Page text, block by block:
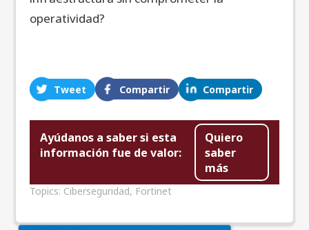
operatividad?
Tweet Compartir Compartir
Ayúdanos a saber si esta
información fue de valor:
Quiero
saber
más
Topics: Ciberseguridad, Fortinet